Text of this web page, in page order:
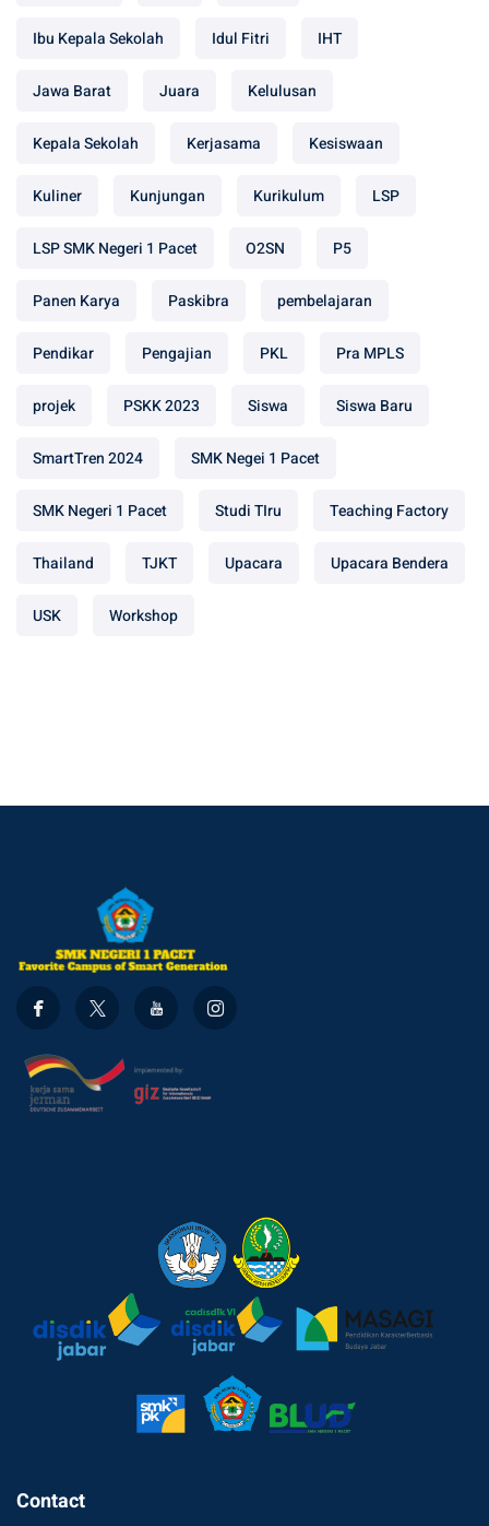
Ibu Kepala Sekolah Idul Fitri IHT
Jawa Barat Juara Kelulusan
Kepala Sekolah Kerjasama Kesiswaan
Kuliner Kunjungan Kurikulum LSP
LSP SMK Negeri 1 Pacet O2SN P5
Panen Karya Paskibra pembelajaran
Pendikar Pengajian PKL Pra MPLS
projek PSKK 2023 Siswa Siswa Baru
SmartTren 2024 SMK Negei 1 Pacet
SMK Negeri 1 Pacet Studi TIru Teaching Factory
Thailand TJKT Upacara Upacara Bendera
USK Workshop
Contact